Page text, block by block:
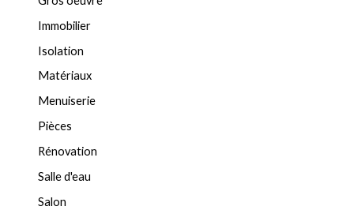
Immobilier
Isolation
Matériaux
Menuiserie
Pièces
Rénovation
Salle d'eau
Salon